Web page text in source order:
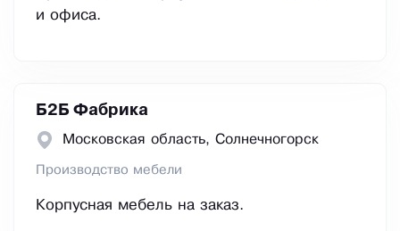
и офиса.
Б2Б Фабрика
Московская область, Сoлнeчнoгopcк
Производство мебели
Корпусная мебель на заказ.